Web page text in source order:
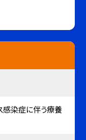
感染症に伴う療養